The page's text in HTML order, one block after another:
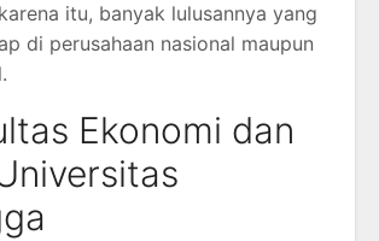
itu, banyak lulusannya yang
di perusahaan nasional maupun
Ekonomi dan